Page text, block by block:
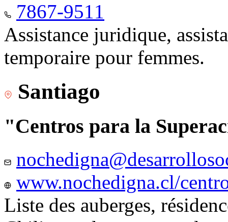
7867-9511
Assistance juridique,
temporaire pour femmes.
Santiago
"Centros para la
www.nochedigna.cl/
Liste des auberges,